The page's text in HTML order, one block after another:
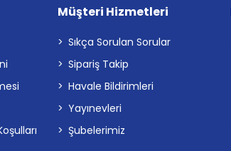
Müşteri Hizmetleri
Sıkça Sorulan Sorular
Sipariş Takip
Havale Bildirimleri
Yayınevleri
Şubelerimiz